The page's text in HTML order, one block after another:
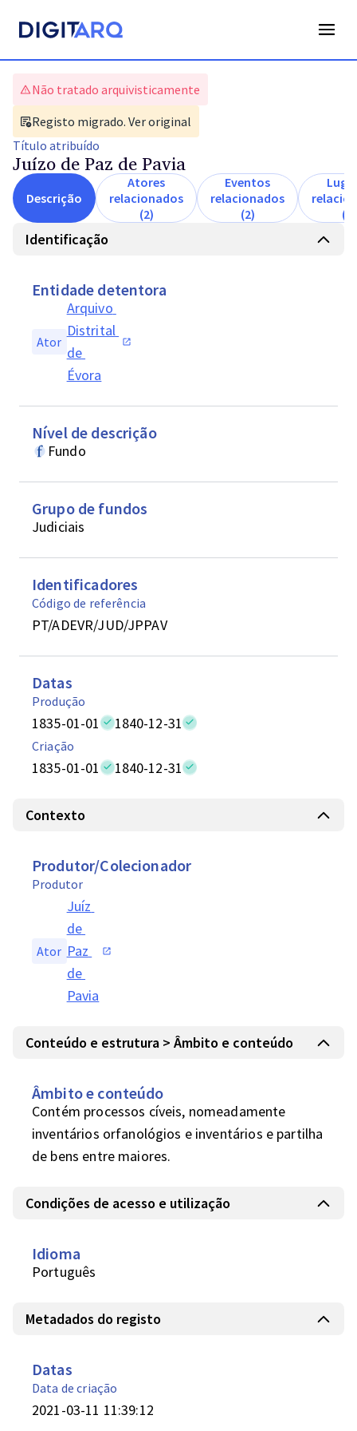
Não tratado arquivisticamente
Registo migrado. Ver original
Título atribuído
Juízo de Paz de Pavia
Descrição
Atores
relacionados
(2)
Eventos
relacionados
(2)
(1)
Identificação
Entidade detentora
Ator
Arquivo
Distrital
de
Évora
Nível de descrição
Fundo
Grupo de fundos
Judiciais
Identificadores
Código de referência
PT/ADEVR/JUD/JPPAV
Datas
Produção
1835-01-01 1840-12-31
Criação
1835-01-01 1840-12-31
Contexto
Produtor/Colecionador
Produtor
Ator
Juíz
de
Paz
de
Pavia
Conteúdo e estrutura > Âmbito e conteúdo
Âmbito e conteúdo
Contém processos cíveis, nomeadamente
inventários orfanológios e inventários e partilha
de bens entre maiores.
Condições de acesso e utilização
Idioma
Português
Metadados do registo
Datas
Data de criação
2021-03-11 11:39:12